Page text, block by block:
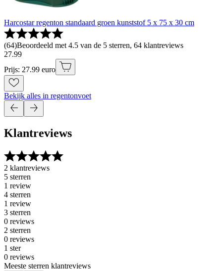
Harcostar regenton standaard groen kunststof 5 x 75 x 30 cm
(64)Beoordeeld met 4.5 van de 5 sterren, 64 klantreviews
27.99
Prijs: 27.99 euro
Bekijk alles in regentonvoet
Klantreviews
2 klantreviews
5 sterren
1 review
4 sterren
1 review
3 sterren
0 reviews
2 sterren
0 reviews
1 ster
0 reviews
Meeste sterren klantreviews